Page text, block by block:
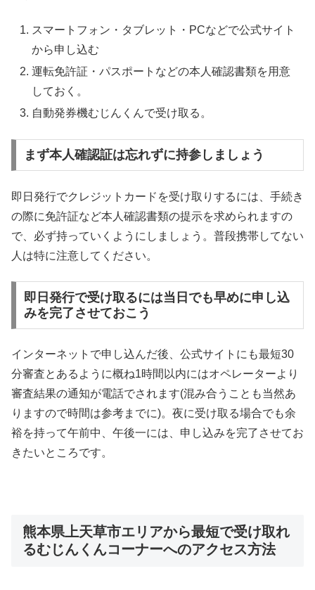
スマートフォン・タブレット・PCなどで公式サイト
から申し込む
運転免許証・パスポートなどの本人確認書類を用意
しておく。
自動発券機むじんくんで受け取る。
まず本人確認証は忘れずに持参しましょう
即日発行でクレジットカードを受け取りするには、手続き
の際に免許証など本人確認書類の提示を求められますの
で、必ず持っていくようにしましょう。普段携帯してない
人は特に注意してください。
即日発行で受け取るには当日でも早めに申し込
みを完了させておこう
インターネットで申し込んだ後、公式サイトにも最短30
分審査とあるように概ね1時間以内にはオペレーターより
審査結果の通知が電話でされます(混み合うことも当然あ
りますので時間は参考までに)。夜に受け取る場合でも余
裕を持って午前中、午後一には、申し込みを完了させてお
きたいところです。
熊本県上天草市エリアから最短で受け取れ
るむじんくんコーナーへのアクセス方法